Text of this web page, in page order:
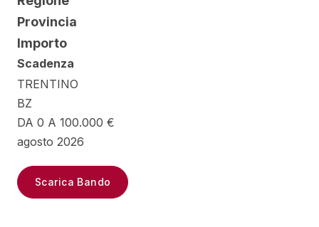
Provincia
Importo
Scadenza
TRENTINO
BZ
DA 0 A 100.000 €
agosto 2026
Scarica Bando